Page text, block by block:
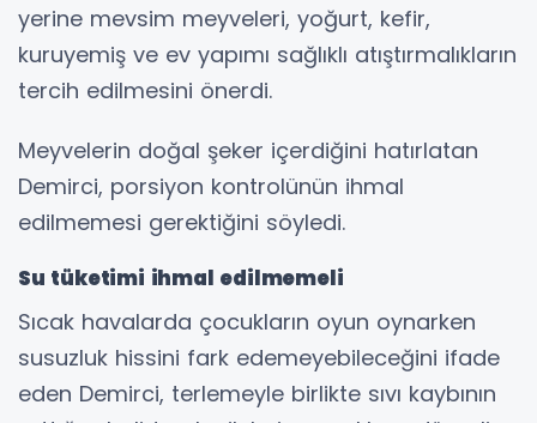
yerine mevsim meyveleri, yoğurt, kefir,
kuruyemiş ve ev yapımı sağlıklı atıştırmalıkların
tercih edilmesini önerdi.
Meyvelerin doğal şeker içerdiğini hatırlatan
Demirci, porsiyon kontrolünün ihmal
edilmemesi gerektiğini söyledi.
Su tüketimi ihmal edilmemeli
Sıcak havalarda çocukların oyun oynarken
susuzluk hissini fark edemeyebileceğini ifade
eden Demirci, terlemeyle birlikte sıvı kaybının